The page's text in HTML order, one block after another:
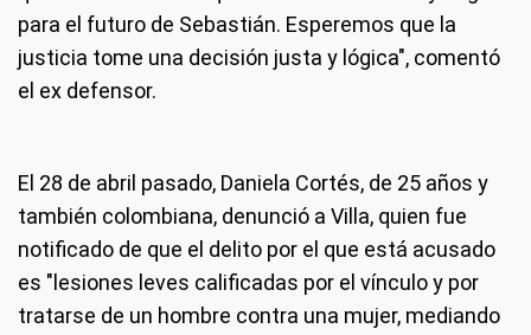
para el futuro de Sebastián. Esperemos que la
justicia tome una decisión justa y lógica", comentó
el ex defensor.
El 28 de abril pasado, Daniela Cortés, de 25 años y
también colombiana, denunció a Villa, quien fue
notificado de que el delito por el que está acusado
es "lesiones leves calificadas por el vínculo y por
tratarse de un hombre contra una mujer, mediando